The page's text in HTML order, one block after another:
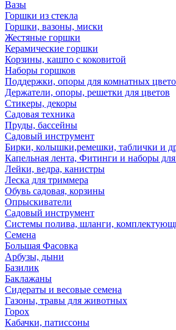
Вазы
Горшки из стекла
Горшки, вазоны, миски
Жестяные горшки
Керамические горшки
Корзины, кашпо с коковитой
Наборы горшков
Поддержки, опоры для комнатных
Держатели, опоры, решетки для цветов
Стикеры, декоры
Садовая техника
Пруды, бассейны
Садовый инструмент
Бирки, колышки,ремешки, таблички и
Капельная лента, Фитинги и наборы
Лейки, ведра, канистры
Леска для триммера
Обувь садовая, корзины
Опрыскиватели
Садовый инструмент
Системы полива, шланги,
Семена
Большая Фасовка
Арбузы, дыни
Базилик
Баклажаны
Сидераты и весовые семена
Газоны, травы для животных
Горох
Кабачки, патиссоны